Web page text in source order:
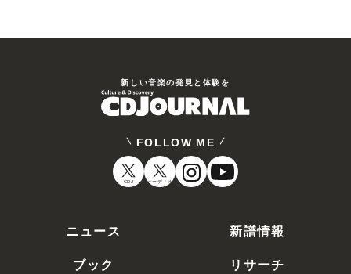
新しい⾳楽の発⾒と体験を
FOLLOW ME
CDJ オーディオ
ニュース
新譜情報
ブック
リサーチ